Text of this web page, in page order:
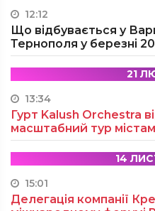
12:12
Що відбувається у
Тернополя у березні
21
13:34
Гурт Kalush Orchestra
масштабний тур
14
15:01
Делегація компанії